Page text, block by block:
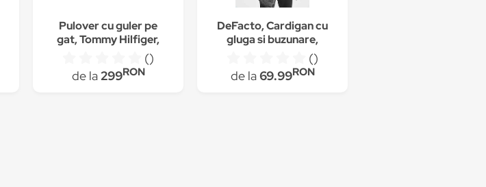
Pulover cu guler pe
gat, Tommy Hilfiger,
()
de la299RON
DeFacto, Cardigan cu
gluga si buzunare,
Negru melange, S
()
de la69.99RON